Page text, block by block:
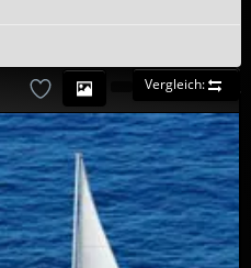
Vergleich:
VERFüGBAR